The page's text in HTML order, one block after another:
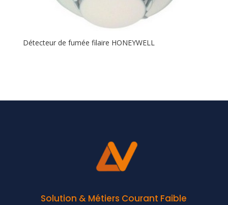
Détecteur de fumée filaire HONEYWELL
Solution & Métiers Courant Faible